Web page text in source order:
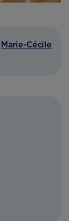
Marie-Cécile